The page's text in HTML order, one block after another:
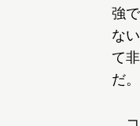
強
な
て
だ。